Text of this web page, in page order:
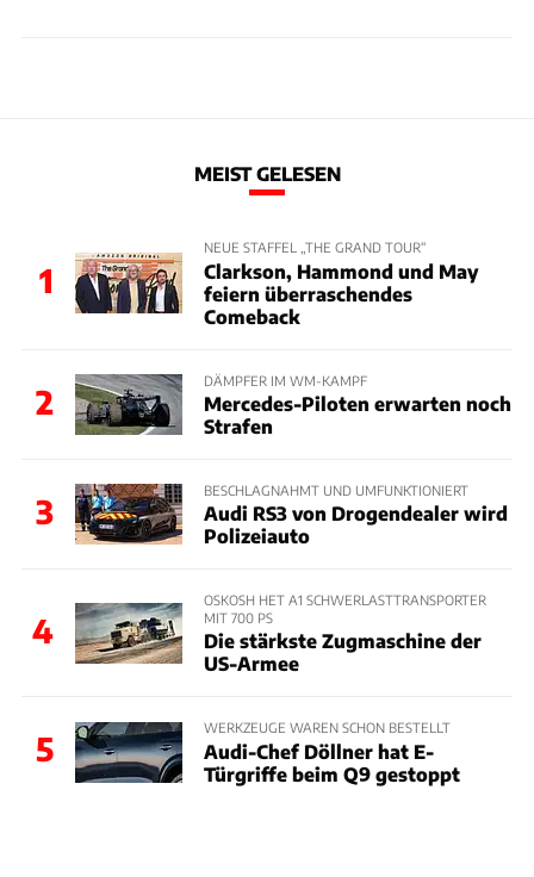
MEIST GELESEN
1
NEUE STAFFEL „THE GRAND TOUR“
Clarkson, Hammond und May
feiern überraschendes
Comeback
2
DÄMPFER IM WM-KAMPF
Mercedes-Piloten erwarten noch
Strafen
3
BESCHLAGNAHMT UND UMFUNKTIONIERT
Audi RS3 von Drogendealer wird
Polizeiauto
4
OSKOSH HET A1 SCHWERLASTTRANSPORTER
MIT 700 PS
Die stärkste Zugmaschine der
US-Armee
5
WERKZEUGE WAREN SCHON BESTELLT
Audi-Chef Döllner hat E-
Türgriffe beim Q9 gestoppt